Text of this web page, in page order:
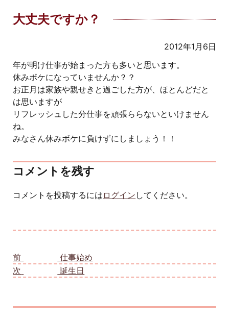
大丈夫ですか？
2012年1月6日
年が明け仕事が始まった方も多いと思います。
休みボケになっていませんか？？
お正月は家族や親せきと過ごした方が、ほとんどだと
は思いますが
リフレッシュした分仕事を頑張ららないといけません
ね。
みなさん休みボケに負けずにしましょう！！
コメントを残す
コメントを投稿するには ログイン してください。
前
仕事始め
次
誕生日